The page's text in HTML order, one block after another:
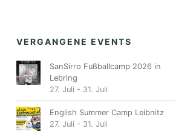
VERGANGENE EVENTS
SanSirro Fußballcamp 2026 in
Lebring
27. Juli - 31. Juli
English Summer Camp Leibnitz
27. Juli - 31. Juli